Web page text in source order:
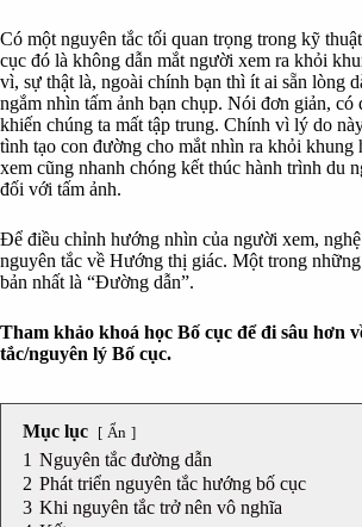
Có một nguyên tắc tối quan trọng trong kỹ
cục đó là không dẫn mắt người xem ra khỏi
vì, sự thật là, ngoài chính bạn thì ít ai sẵn lòng
ngắm nhìn tấm ảnh bạn chụp. Nói đơn giản, có
khiến chúng ta mất tập trung. Chính vì lý do
tình tạo con đường cho mắt nhìn ra khỏi khung
xem cũng nhanh chóng kết thúc hành trình du
đối với tấm ảnh.
Để điều chỉnh hướng nhìn của người xem,
nguyên tắc về Hướng thị giác. Một trong
bản nhất là “Đường dẫn”.
Tham khảo khoá học Bố cục để đi sâu hơn
tắc/nguyên lý Bố cục.
Mục lục Ẩn
1 Nguyên tắc đường dẫn
2 Phát triển nguyên tắc hướng bố cục
3 Khi nguyên tắc trở nên vô nghĩa